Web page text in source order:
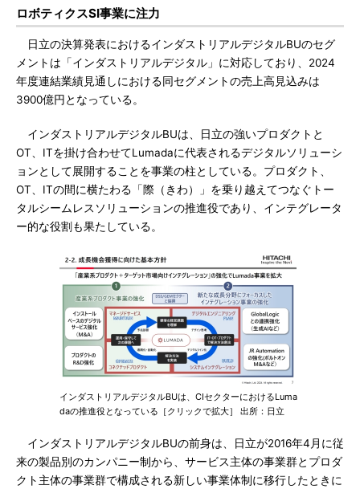
ロボティクスSI事業に注力
日立の決算発表におけるインダストリアルデジタルBUのセグ
メントは「インダストリアルデジタル」に対応しており、2024
年度連結業績見通しにおける同セグメントの売上高見込みは
3900億円となっている。
インダストリアルデジタルBUは、日立の強いプロダクトと
OT、ITを掛け合わせてLumadaに代表されるデジタルソリューシ
ョンとして展開することを事業の柱としている。プロダクト、
OT、ITの間に横たわる「際（きわ）」を乗り越えてつなぐトー
タルシームレスソリューションの推進役であり、インテグレータ
ー的な役割も果たしている。
インダストリアルデジタルBUは、CIセクターにおけるLuma
daの推進役となっている［クリックで拡大］ 出所：日立
インダストリアルデジタルBUの前身は、日立が2016年4月に従
来の製品別のカンパニー制から、サービス主体の事業群とプロダ
クト主体の事業群で構成される新しい事業体制に移行したときに